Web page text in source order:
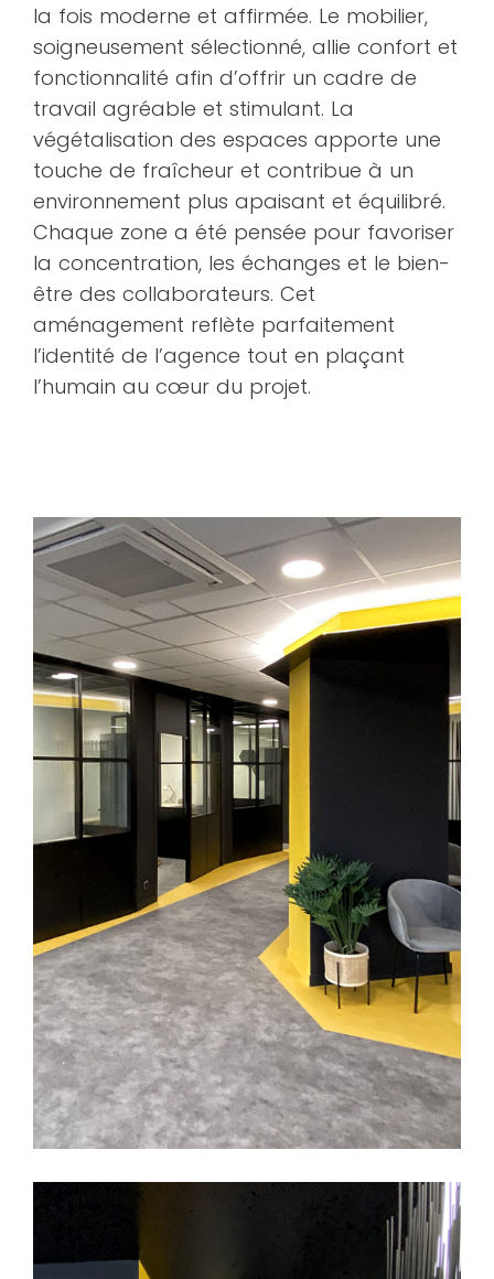
la fois moderne et affirmée. Le mobilier,
soigneusement sélectionné, allie confort et
fonctionnalité afin d’offrir un cadre de
travail agréable et stimulant. La
végétalisation des espaces apporte une
touche de fraîcheur et contribue à un
environnement plus apaisant et équilibré.
Chaque zone a été pensée pour favoriser
la concentration, les échanges et le bien-
être des collaborateurs. Cet
aménagement reflète parfaitement
l’identité de l’agence tout en plaçant
l’humain au cœur du projet.